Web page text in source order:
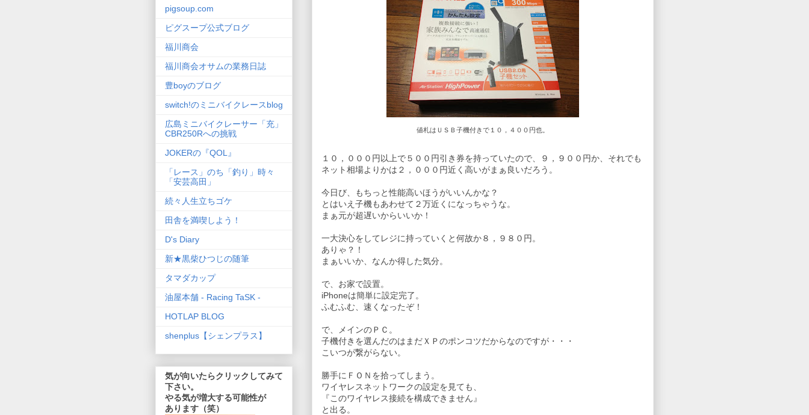
値札はＵＳＢ子機付きで１０，４００円也。
１０，０００円以上で５００円引き券を持っていたので、９，９００円か、それでも
ネット相場よりかは２，０００円近く高いがまぁ良いだろう。
今日び、もちっと性能高いほうがいいんかな？
とはいえ子機もあわせて２万近くになっちゃうな。
まぁ元が超遅いからいいか！
一大決心をしてレジに持っていくと何故か８，９８０円。
ありゃ？！
まぁいいか、なんか得した気分。
で、お家で設置。
iPhoneは簡単に設定完了。
ふむふむ、速くなったぞ！
で、メインのＰＣ。
子機付きを選んだのはまだＸＰのポンコツだからなのですが・・・
こいつが繋がらない。
勝手にＦＯＮを拾ってしまう。
ワイヤレスネットワークの設定を見ても、
『このワイヤレス接続を構成できません』
と出る。
pigsoup.com
ピグスープ公式ブログ
福川商会
福川商会オサムの業務日誌
豊boyのブログ
switch!のミニバイクレースblog
広島ミニバイクレーサー「充」
CBR250Rへの挑戦
JOKERの『QOL』
「レース」のち「釣り」時々
「安芸高田」
続々人生立ちゴケ
田舎を満喫しよう！
D's Diary
新★黒柴ひつじの随筆
タマダカップ
油屋本舗 - Racing TaSK -
HOTLAP BLOG
shenplus【シェンプラス】
気が向いたらクリックしてみて
下さい。
やる気が増大する可能性が
あります（笑）